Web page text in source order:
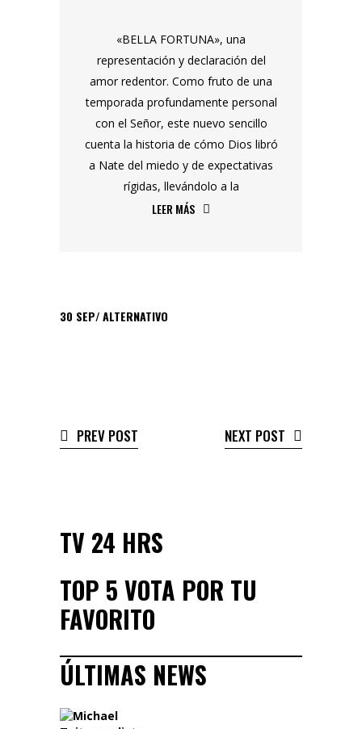
«BELLA FORTUNA», una
representación y declaración del
amor redentor. Como fruto de una
temporada profundamente personal
con el Señor, este nuevo sencillo
cuenta la historia de cómo Dios libró
a Nate del miedo y de expectativas
rígidas, llevándolo a la
LEER MÁS
30 SEP ALTERNATIVO
PREV POST NEXT POST
TV 24 HRS
TOP 5 VOTA POR TU
FAVORITO
ÚLTIMAS NEWS